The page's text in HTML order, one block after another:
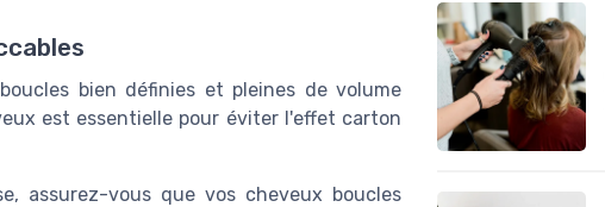
bien définies et pleines de volume
est essentielle pour éviter l'effet carton
assurez-vous que vos cheveux boucles